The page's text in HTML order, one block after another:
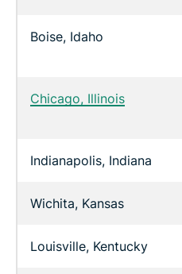
Boise, Idaho
Chicago, Illinois
Indianapolis, Indiana
Wichita, Kansas
Louisville, Kentucky